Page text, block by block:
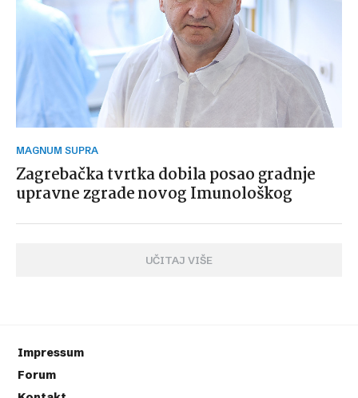
MAGNUM SUPRA
Zagrebačka tvrtka dobila posao gradnje
upravne zgrade novog Imunološkog
UČITAJ VIŠE
Impressum
Forum